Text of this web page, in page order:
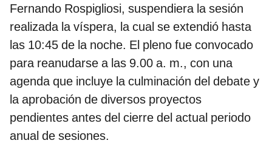
Fernando Rospigliosi, suspendiera la sesión
realizada la víspera, la cual se extendió hasta
las 10:45 de la noche. El pleno fue convocado
para reanudarse a las 9.00 a. m., con una
agenda que incluye la culminación del debate y
la aprobación de diversos proyectos
pendientes antes del cierre del actual periodo
anual de sesiones.